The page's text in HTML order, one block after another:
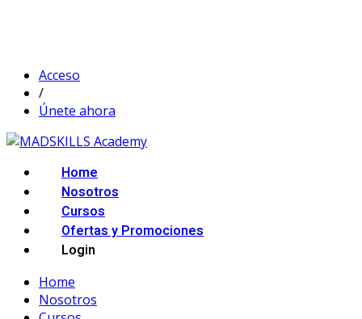
Acceso
/
Únete ahora
Home
Nosotros
Cursos
Ofertas y Promociones
Login
Home
Nosotros